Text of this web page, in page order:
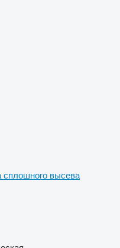
сплошного высева